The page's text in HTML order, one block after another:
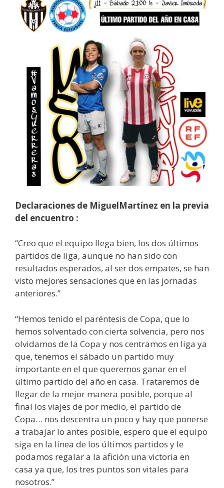
Declaraciones de MiguelMartínez en la previa
del encuentro :
“Creo que el equipo llega bien, los dos últimos
partidos de liga, aunque no han sido con
resultados esperados, al ser dos empates, se han
visto mejores sensaciones que en las jornadas
anteriores.”
“Hemos tenido el paréntesis de Copa, que lo
hemos solventado con cierta solvencia, pero nos
olvidamos de la Copa y nos centramos en liga ya
que, tenemos el sábado un partido muy
importante en el que queremos ganar en el
último partido del año en casa. Trataremos de
llegar de la mejor manera posible, porque al
final los viajes de por medio, el partido de
Copa… nos descentra un poco y hay que ponerse
a trabajar lo antes posible, espero que el equipo
siga en la línea de los últimos partidos y le
podamos regalar a la afición una victoria en
casa ya que, los tres puntos son vitales para
nosotros.”